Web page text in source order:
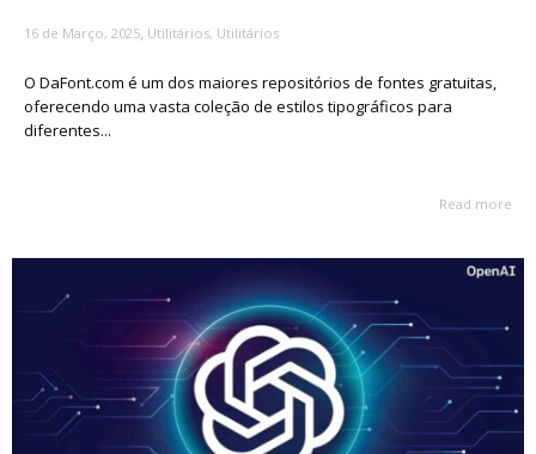
16 de Março, 2025 Utilitários, Utilitários
O DaFont.com é um dos maiores repositórios de fontes gratuitas,
oferecendo uma vasta coleção de estilos tipográficos para
diferentes...
Read more